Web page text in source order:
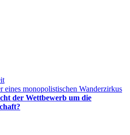
eines monopolistischen Wanderzirkus
der Wettbewerb um die